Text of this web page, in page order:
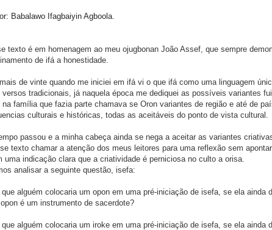
Babalawo Ifagbaiyin Agboola.
texto é em homenagem ao meu ojugbonan João Assef, que sempre
de ifá a honestidade.
de vinte quando me iniciei em ifá vi o que ifá como uma linguagem
versos tradicionais, já naquela época me dediquei as possíveis variantes
na família que fazia parte chamava se Oron variantes de região e até de
culturais e históricas, todas as aceitáveis do ponto de vista cultural.
passou e a minha cabeça ainda se nega a aceitar as variantes
texto chamar a atenção dos meus leitores para uma reflexão sem
uma indicação clara que a criatividade é perniciosa no culto a orisa.
analisar a seguinte questão, isefa:
que alguém colocaria um opon em uma pré-iniciação de isefa, se ela ainda
é um instrumento de sacerdote?
que alguém colocaria um iroke em uma pré-iniciação de isefa, se ela ainda